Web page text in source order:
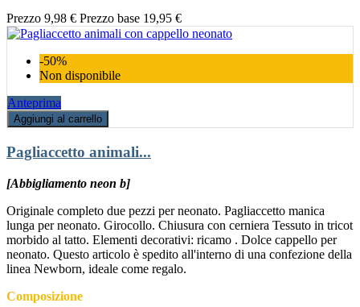
Prezzo 9,98 € Prezzo base 19,95 €
-50%
Non disponibile
Anteprima
Aggiungi al carrello
Pagliaccetto animali...
[Abbigliamento neon b]
Originale completo due pezzi per neonato. Pagliaccetto manica
lunga per neonato. Girocollo. Chiusura con cerniera Tessuto in tricot
morbido al tatto. Elementi decorativi: ricamo . Dolce cappello per
neonato. Questo articolo è spedito all'interno di una confezione della
linea Newborn, ideale come regalo.
Composizione